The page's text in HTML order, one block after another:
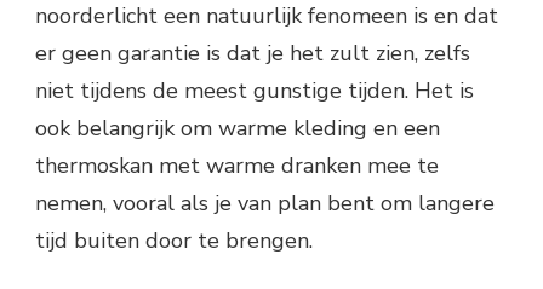
noorderlicht een natuurlijk fenomeen is en dat
er geen garantie is dat je het zult zien, zelfs
niet tijdens de meest gunstige tijden. Het is
ook belangrijk om warme kleding en een
thermoskan met warme dranken mee te
nemen, vooral als je van plan bent om langere
tijd buiten door te brengen.